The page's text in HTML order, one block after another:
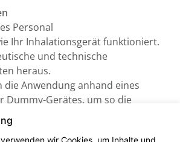
Personal
Ihr Inhalationsgerät funktioniert.
und technische
heraus.
die Anwendung anhand eines
Dummy-Gerätes, um so die
Arzneimitteltherapie zu
wir Cookies, um Inhalte und